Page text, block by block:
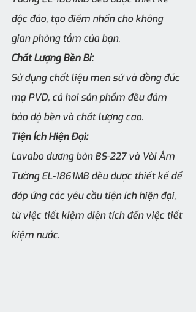
độc đáo, tạo điểm nhấn cho không
gian phòng tắm của bạn.
Chất Lượng Bền Bỉ:
Sử dụng chất liệu men sứ và đồng đúc
mạ PVD, cả hai sản phẩm đều đảm
bảo độ bền và chất lượng cao.
Tiện Ích Hiện Đại:
Lavabo dương bàn BS-227 và Vòi Âm
Tường EL-1861MB đều được thiết kế để
đáp ứng các yêu cầu tiện ích hiện đại,
từ việc tiết kiệm diện tích đến việc tiết
kiệm nước.